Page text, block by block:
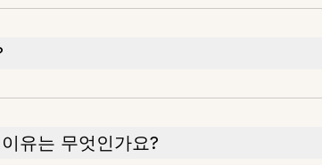
유는 무엇인가요?